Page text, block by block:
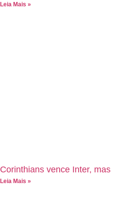
Leia Mais »
Corinthians vence Inter,
Leia Mais »